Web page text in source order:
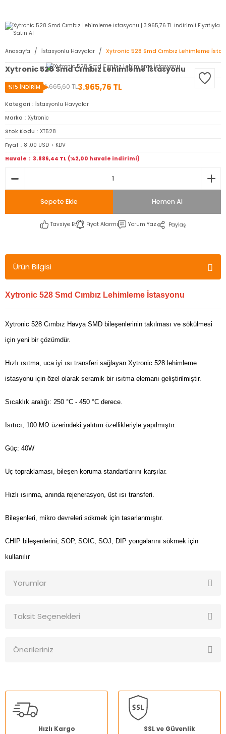
Anasayfa İstasyonlu Havyalar Xytronic 528 Smd Cımbız Lehimleme
Xytronic 528 Smd Cımbız Lehimleme İstasyonu
4.665,60 TL3.965,76 TL
%15 İNDİRİM
Kategori
İstasyonlu Havyalar
Marka
Xytronic
Stok Kodu
XT528
Fiyat
81,00 USD + KDV
Havale
3.886,44 TL (%2,00 havale indirimi)
Sepete Ekle Hemen Al
Tavsiye Et Fiyat Alarmı Yorum Yaz Paylaş
Ürün Bilgisi
Xytronic 528 Smd Cımbız Lehimleme İstasyonu
Xytronic 528 Cımbız Havya SMD bileşenlerinin takılması ve sökülmesi
için yeni bir çözümdür.
Hızlı ısıtma, uca iyi ısı transferi sağlayan Xytronic 528 lehimleme
istasyonu için özel olarak seramik bir ısıtma elemanı geliştirilmiştir.
Sıcaklık aralığı: 250 °C - 450 °C derece.
Isıtıcı, 100 MΩ üzerindeki yalıtım özellikleriyle yapılmıştır.
Güç: 40W
Uç topraklaması, bileşen koruma standartlarını karşılar.
Hızlı ısınma, anında rejenerasyon, üst ısı transferi.
Bileşenleri, mikro devreleri sökmek için tasarlanmıştır.
CHIP bileşenlerini, SOP, SOIC, SOJ, DIP yongalarını sökmek için
kullanılır
Yorumlar
Taksit Seçenekleri
Önerileriniz
kullanarak tarafımıza iletebilirsiniz.
Görüş ve önerileriniz için teşekkür ederiz.
Ürün resmi kalitesiz, bozuk veya görüntülenemiyor.
Hızlı Kargo SSL ve Güvenlik